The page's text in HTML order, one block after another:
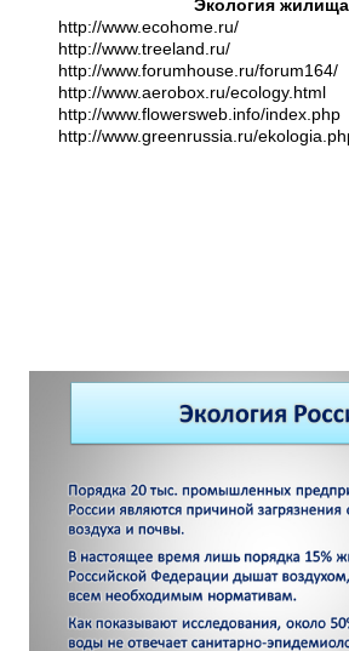
Экология жилища
http://www.ecohome.ru/
http://www.treeland.ru/
http://www.forumhouse.ru/forum164/
http://www.aerobox.ru/ecology.html
http://www.flowersweb.info/index.php
http://www.greenrussia.ru/